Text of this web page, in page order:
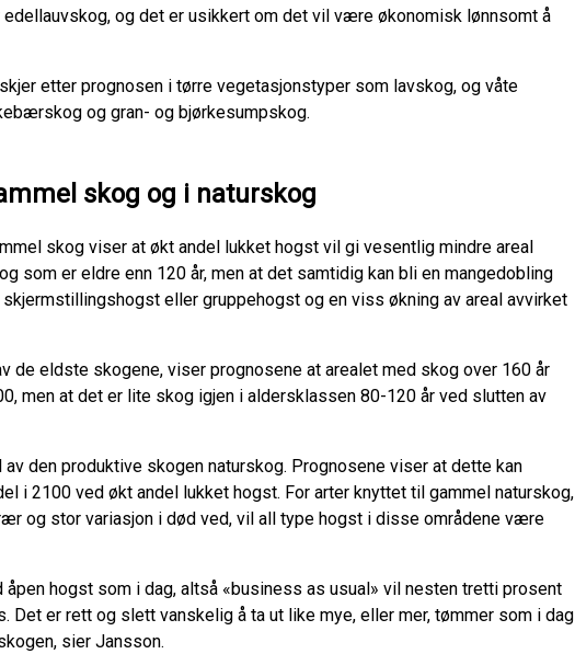
og det er usikkert om det vil være økonomisk lønnsomt å
etter prognosen i tørre vegetasjonstyper som lavskog, og våte
og gran- og bjørkesumpskog.
skog og i naturskog
skog viser at økt andel lukket hogst vil gi vesentlig mindre areal
som er eldre enn 120 år, men at det samtidig kan bli en mangedobling
eller gruppehogst og en viss økning av areal avvirket
de eldste skogene, viser prognosene at arealet med skog over 160 år
men at det er lite skog igjen i aldersklassen 80-120 år ved slutten av
av den produktive skogen naturskog. Prognosene viser at dette kan
i 2100 ved økt andel lukket hogst. For arter knyttet til gammel naturskog,
og stor variasjon i død ved, vil all type hogst i disse områdene være
hogst som i dag, altså «business as usual» vil nesten tretti prosent
Det er rett og slett vanskelig å ta ut like mye, eller mer, tømmer som i dag
sier Jansson.